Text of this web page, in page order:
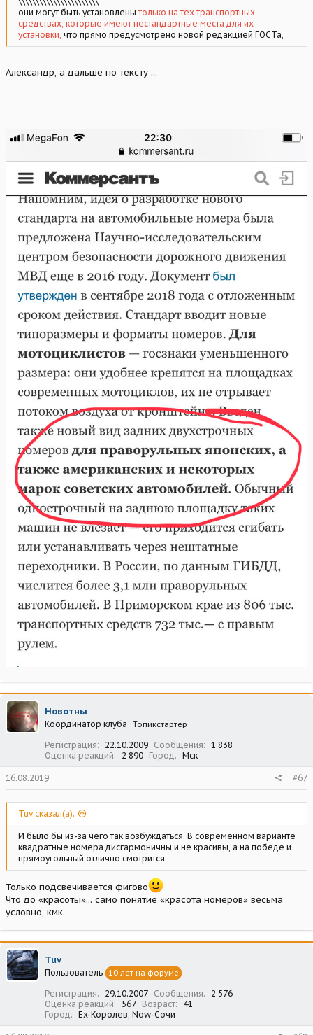
они могут быть установлены только на тех транспортных
средствах, которые имеют нестандартные места для их
установки, что прямо предусмотрено новой редакцией ГОСТа,
Александр, а дальше по тексту ...
Новотны
Координатор клуба Топикстартер
Регистрация 22.10.2009 Сообщения
1 838
Оценка реакций
2 890 Город Мск
16.08.2019 #67
Tuv сказал(а):
И было бы из-за чего так возбуждаться. В современном варианте
квадратные номера дисгармоничны и не красивы, а на победе и
прямоугольный отлично смотрится.
Только подсвечивается фигово
Что до «красоты»... само понятие «красота номеров» весьма
условно, кмк.
Tuv
Пользователь 10 лет на форуме
Регистрация 29.10.2007 Сообщения
2 576
Оценка реакций
567 Возраст
41
Город
Ex-Королев, Now-Сочи